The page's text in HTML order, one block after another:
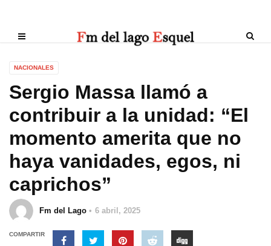
NACIONALES
Sergio Massa llamó a
contribuir a la unidad: “El
momento amerita que no
haya vanidades, egos, ni
caprichos”
Fm del Lago 6 abril, 2025
COMPARTIR